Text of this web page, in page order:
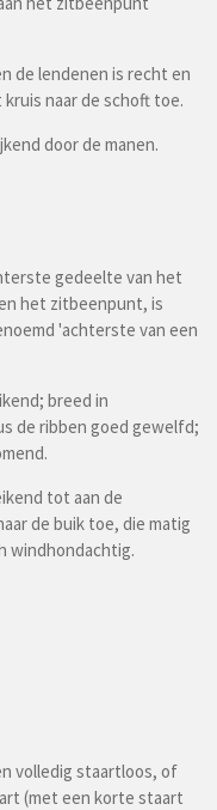
de lendenen is recht en
naar de schoft toe.
door de manen.
gedeelte van het
het zitbeenpunt, is
'achterste van een
breed in
de ribben goed gewelfd;
tot aan de
de buik toe, die matig
windhondachtig.
volledig staartloos, of
(met een korte staart